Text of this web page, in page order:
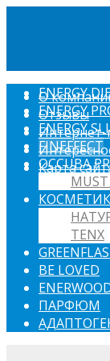
О
Отзывы
Интернет-
Карта
ENERGY
ENERGY
ENERGY
FINEFFECT
OCCUBA
TENX
BE LOVED
ПАРФЮМ